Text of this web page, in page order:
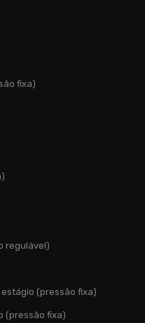
fixa)
regulável)
(pressão fixa)
(pressão fixa)